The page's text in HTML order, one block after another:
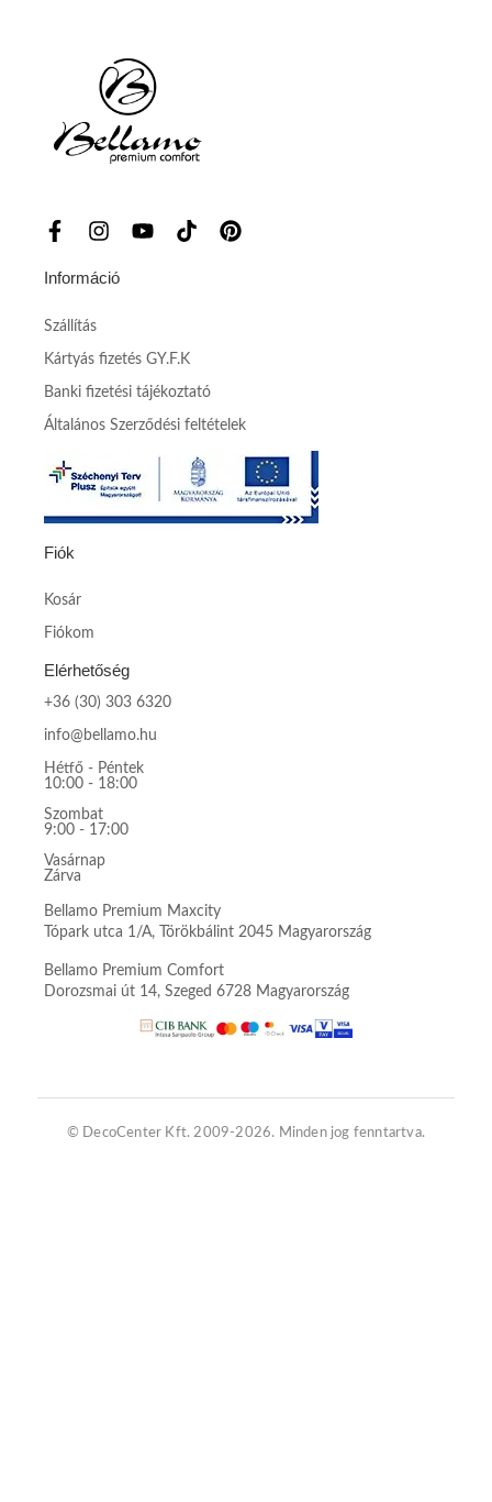
Információ
Szállítás
Kártyás fizetés GY.F.K
Banki fizetési tájékoztató
Általános Szerződési feltételek
Fiók
Kosár
Fiókom
Elérhetőség
+36 (30) 303 6320
info@bellamo.hu
Hétfő - Péntek
10:00 - 18:00
Szombat
9:00 - 17:00
Vasárnap
Zárva
Bellamo Premium Maxcity
Tópark utca 1/A, Törökbálint 2045 Magyarország
Bellamo Premium Comfort
Dorozsmai út 14, Szeged 6728 Magyarország
© DecoCenter Kft. 2009-2026. Minden jog fenntartva.